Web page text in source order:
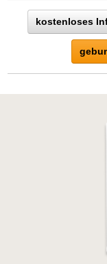
kostenloses